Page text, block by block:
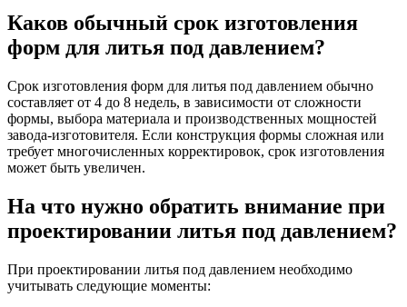
Каков обычный срок изготовления
форм для литья под давлением?
Срок изготовления форм для литья под давлением обычно
составляет от 4 до 8 недель, в зависимости от сложности
формы, выбора материала и производственных мощностей
завода-изготовителя. Если конструкция формы сложная или
требует многочисленных корректировок, срок изготовления
может быть увеличен.
На что нужно обратить внимание при
проектировании литья под давлением?
При проектировании литья под давлением необходимо
учитывать следующие моменты: